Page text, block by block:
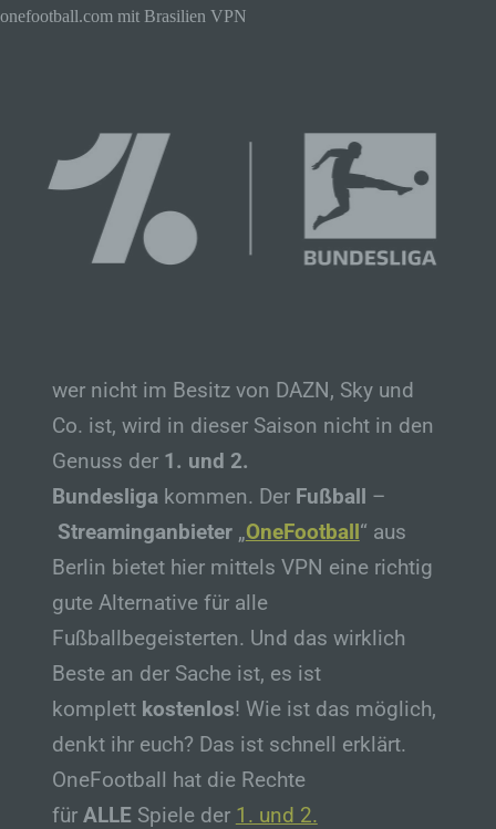
onefootball.com mit Brasilien VPN
wer nicht im Besitz von DAZN, Sky und
Co. ist, wird in dieser Saison nicht in den
Genuss der 1. und 2.
Bundesliga kommen. Der Fußball –
Streaminganbieter „OneFootball“ aus
Berlin bietet hier mittels VPN eine richtig
gute Alternative für alle
Fußballbegeisterten. Und das wirklich
Beste an der Sache ist, es ist
komplett kostenlos! Wie ist das möglich,
denkt ihr euch? Das ist schnell erklärt.
OneFootball hat die Rechte
für ALLE Spiele der 1. und 2.